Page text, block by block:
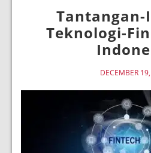
Teknologi-
DECEMBER